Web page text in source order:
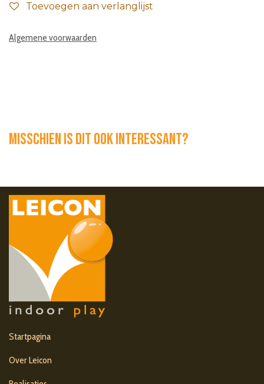
Toevoegen aan verlanglijst
Algemene voorwaarden
Misschien is dit ook interessant?
Startpagina
Over Leicon